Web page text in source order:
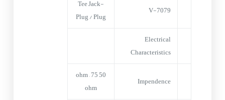
V-7079
Tee Jack-
Plug / Plug
Electrical
Characteristics
Impendence
50 ohm – 75
ohm